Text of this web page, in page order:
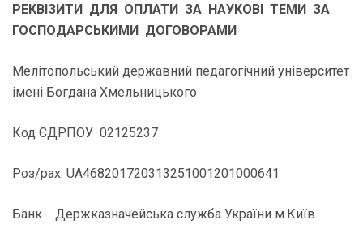
РЕКВІЗИТИ ДЛЯ ОПЛАТИ ЗА НАУКОВІ ТЕМИ ЗА
ГОСПОДАРСЬКИМИ ДОГОВОРАМИ
Мелітопольський державний педагогічний університет
імені Богдана Хмельницького
Код ЄДРПОУ 02125237
Роз/рах. UA468201720313251001201000641
Банк Держказначейська служба України м.Київ